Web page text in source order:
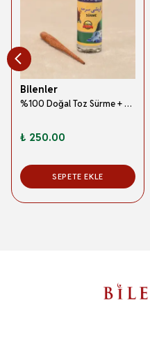
Bilenler
%100 Doğal Toz Sürme + Ahşap Sürme Çubuğu | Geleneksel ve Orijinal Göz Sürmesi
₺ 250.00
SEPETE EKLE